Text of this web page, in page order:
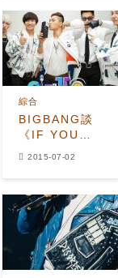
BIGBANG談
《IF YOU》
綜合
2015-07-02